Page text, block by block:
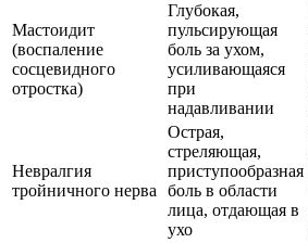
Мастоидит
(воспаление
сосцевидного
отростка)
Глубокая,
пульсирующая
боль за ухом,
усиливающаяся
при
надавливании
Невралгия
тройничного нерва
Острая,
стреляющая,
приступообразная
боль в области
лица, отдающая в
ухо